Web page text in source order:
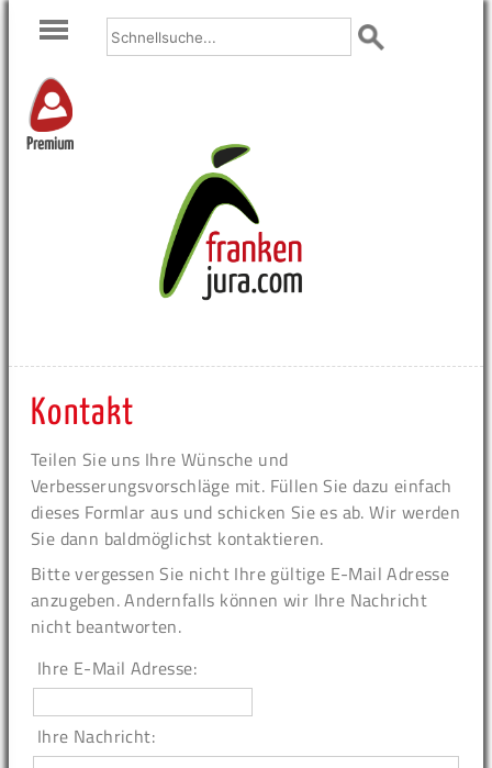
Premium
Kontakt
Teilen Sie uns Ihre Wünsche und
Verbesserungsvorschläge mit. Füllen Sie dazu einfach
dieses Formlar aus und schicken Sie es ab. Wir werden
Sie dann baldmöglichst kontaktieren.
Bitte vergessen Sie nicht Ihre gültige E-Mail Adresse
anzugeben. Andernfalls können wir Ihre Nachricht
nicht beantworten.
Ihre E-Mail Adresse:
Ihre Nachricht: